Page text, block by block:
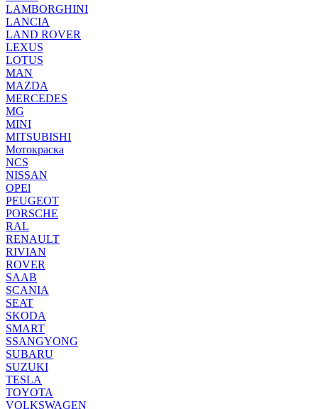
LAMBORGHINI
LANCIA
LAND ROVER
LEXUS
LOTUS
MAN
MAZDA
MERCEDES
MG
MINI
MITSUBISHI
Мотокраска
NCS
NISSAN
OPEl
PEUGEOT
PORSCHE
RAL
RENAULT
RIVIAN
ROVER
SAAB
SCANIA
SEAT
SKODA
SMART
SSANGYONG
SUBARU
SUZUKI
TESLA
TOYOTA
VOLKSWAGEN